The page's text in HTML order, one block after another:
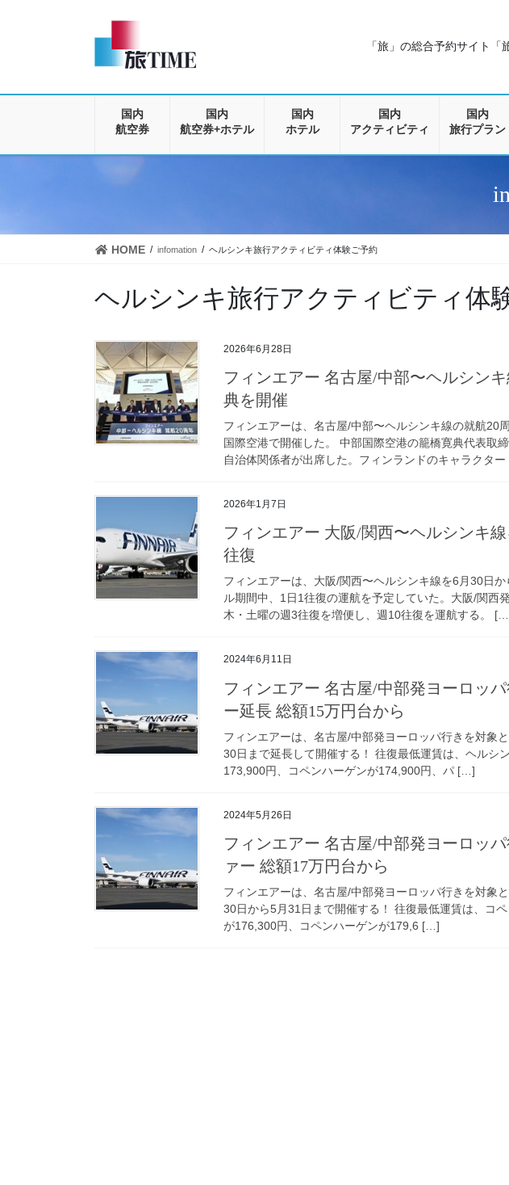
に
ョ
動
「旅」の総合予約サイト「
国内
航空券
国内
航空券+ホテル
国内
ホテル
国内
アクティビティ
国内
旅行プラン
HOME infomation ヘルシンキ旅行アクティビティ体験ご予約
ヘルシンキ旅行アクティビティ体
2026年6月28日
フィンエアー 名古屋/中部〜ヘルシン
典を開催
フィンエアーは、名古屋/中部〜ヘルシンキ線の就航20
国際空港で開催した。 中部国際空港の籠橋寛典代表取
自治体関係者が出席した。フィンランドのキャラクタ
2026年1月7日
フィンエアー 大阪/関西〜ヘルシンキ
往復
フィンエアーは、大阪/関西〜ヘルシンキ線を6月30日
ル期間中、1日1往復の運航を予定していた。大阪/関西
木・土曜の週3往復を増便し、週10往復を運航する。
2024年6月11日
フィンエアー 名古屋/中部発ヨーロッ
ー延長 総額15万円台から
フィンエアーは、名古屋/中部発ヨーロッパ行きを対象
30日まで延長して開催する！ 往復最低運賃は、ヘルシ
173,900円、コペンハーゲンが174,900円、パ […]
2024年5月26日
フィンエアー 名古屋/中部発ヨーロッ
ァー 総額17万円台から
フィンエアーは、名古屋/中部発ヨーロッパ行きを対象
30日から5月31日まで開催する！ 往復最低運賃は、コ
が176,300円、コペンハーゲンが179,6 […]